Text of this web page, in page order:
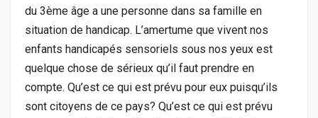
du 3ème âge a une personne dans sa famille en
situation de handicap. L’amertume que vivent nos
enfants handicapés sensoriels sous nos yeux est
quelque chose de sérieux qu’il faut prendre en
compte. Qu’est ce qui est prévu pour eux puisqu’ils
sont citoyens de ce pays? Qu’est ce qui est prévu